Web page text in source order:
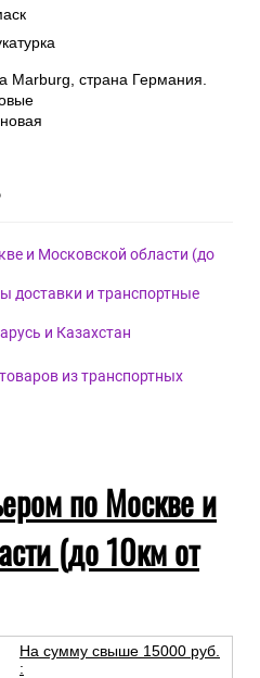
Marburg, страна Германия.
и Московской области (до
доставки и транспортные
и Казахстан
из транспортных
по Москве и
(до 10км от
На сумму свыше 15000 руб.
: